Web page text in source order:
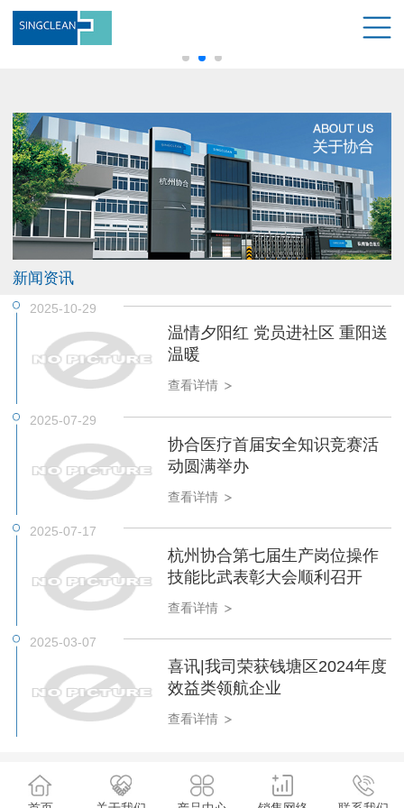
新闻资讯
2025-10-29
温情夕阳红 党员进社区 重阳送
温暖
查看详情
2025-07-29
协合医疗首届安全知识竞赛活
动圆满举办
查看详情
2025-07-17
杭州协合第七届生产岗位操作
技能比武表彰大会顺利召开
查看详情
2025-03-07
喜讯|我司荣获钱塘区2024年度
效益类领航企业
查看详情